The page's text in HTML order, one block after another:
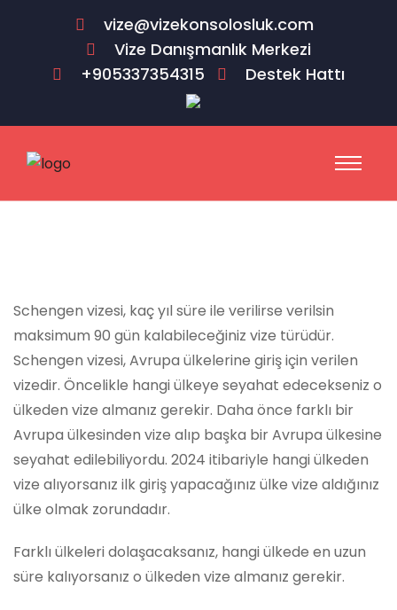
vize@vizekonsolosluk.com
Vize Danışmanlık Merkezi
+905337354315
Destek Hattı
Schengen vizesi, kaç yıl süre ile verilirse verilsin
maksimum 90 gün kalabileceğiniz vize türüdür.
Schengen vizesi, Avrupa ülkelerine giriş için verilen
vizedir. Öncelikle hangi ülkeye seyahat edecekseniz o
ülkeden vize almanız gerekir. Daha önce farklı bir
Avrupa ülkesinden vize alıp başka bir Avrupa ülkesine
seyahat edilebiliyordu. 2024 itibariyle hangi ülkeden
vize alıyorsanız ilk giriş yapacağınız ülke vize aldığınız
ülke olmak zorundadır.
Farklı ülkeleri dolaşacaksanız, hangi ülkede en uzun
süre kalıyorsanız o ülkeden vize almanız gerekir.